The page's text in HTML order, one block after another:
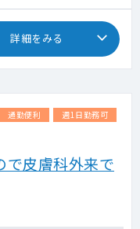
詳細をみる
通勤便利
週1日勤務可
で皮膚科外来で